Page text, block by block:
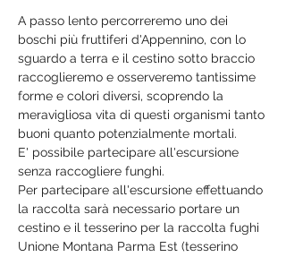
A passo lento percorreremo uno dei
boschi più fruttiferi d'Appennino, con lo
sguardo a terra e il cestino sotto braccio
raccoglieremo e osserveremo tantissime
forme e colori diversi, scoprendo la
meravigliosa vita di questi organismi tanto
buoni quanto potenzialmente mortali.
E' possibile partecipare all'escursione
senza raccogliere funghi.
Per partecipare all'escursione effettuando
la raccolta sarà necessario portare un
cestino e il tesserino per la raccolta fughi
Unione Montana Parma Est (tesserino